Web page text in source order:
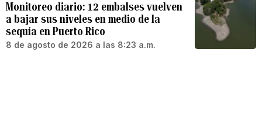
Monitoreo diario: 12 embalses vuelven
a bajar sus niveles en medio de la
sequía en Puerto Rico
8 de agosto de 2026 a las 8:23 a.m.